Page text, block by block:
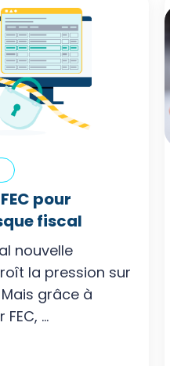
pour
fiscal
nouvelle
la pression sur
grâce à
...